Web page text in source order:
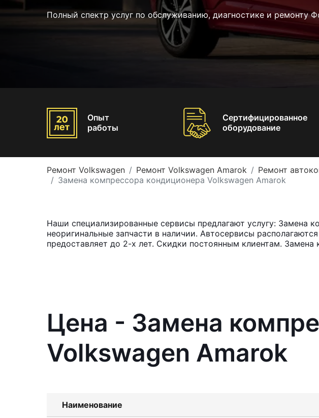
Полный спектр услуг по обслуживанию, диагностике и ремонту
Опыт
работы
Сертифицированное
оборудование
Ремонт Volkswagen Ремонт Volkswagen Amarok
Ремонт
Замена компрессора кондиционера Volkswagen Amarok
Наши специализированные сервисы предлагают услугу: Замена
неоригинальные запчасти в наличии. Автосервисы
предоставляет до 2-х лет. Скидки постоянным клиентам.
Цена - Замена
Volkswagen Amarok
Наименование